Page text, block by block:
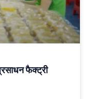
फैक्ट्री